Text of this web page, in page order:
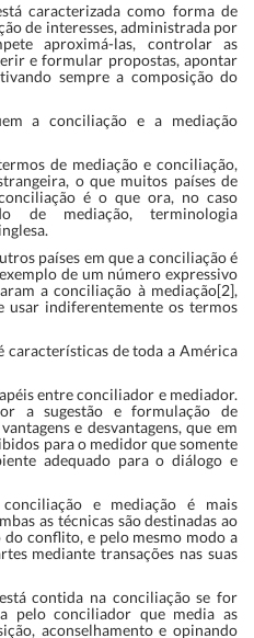
caracterizada como forma de
de interesses, administrada por
aproximá-las, controlar as
e formular propostas, apontar
sempre a composição do
a conciliação e a mediação
de mediação e conciliação,
o que muitos países de
é o que ora, no caso
de mediação, terminologia
países em que a conciliação é
de um número expressivo
a conciliação à mediação[2],
usar indiferentemente os termos
características de toda a América
entre conciliador e mediador.
a sugestão e formulação de
e desvantagens, que em
para o medidor que somente
adequado para o diálogo e
e mediação é mais
as técnicas são destinadas ao
conflito, e pelo mesmo modo a
mediante transações nas suas
contida na conciliação se for
pelo conciliador que media as
aconselhamento e opinando